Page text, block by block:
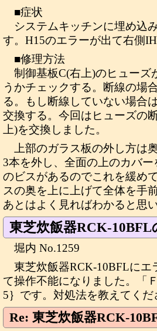
■症状
システムキッチンに埋め込
す。H15のエラーが出て右側IH
■修理方法
制御基板C(右上)のヒューズ
うかチェックする。断線の場
る。もし断線していない場合
交換する。今回はヒューズの
上)を交換しました。
上部のガラス板の外し方は
3本を外し、全面の上のカバ
のビスがあるのでこれを緩め
スの奥を上に上げて全体を手
あとはよく見ればわかると思い
東芝炊飯器RCK-10BFL
堀内 No.1259
東芝炊飯器RCK-10BFLにエ
て操作不能になりました。「
5｝です。対処法を教えてくだ
Re: 東芝炊飯器RCK-